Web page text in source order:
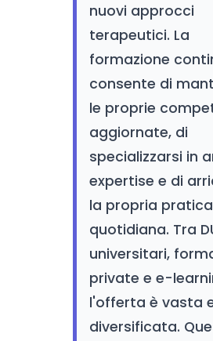
nuovi approcci
terapeutici. La
formazione
consente di
le proprie
aggiornate, di
specializzarsi in
expertise e di
la propria pratica
quotidiana. Tra
universitari,
private e e-
l'offerta è vasta
diversificata.